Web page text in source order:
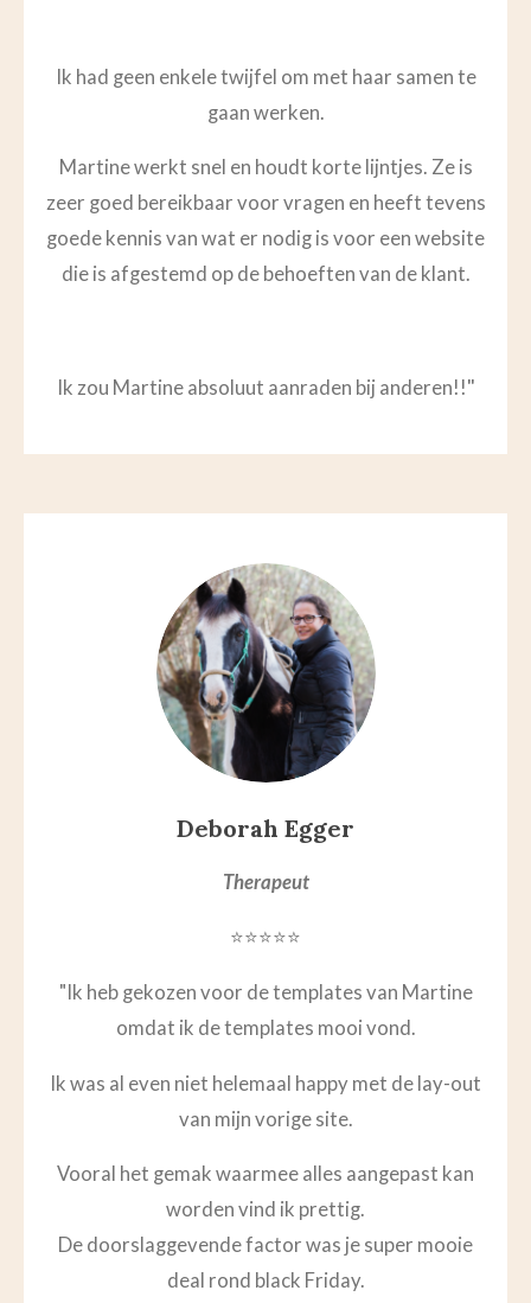
Ik had geen enkele twijfel om met haar samen te
gaan werken.
Martine werkt snel en houdt korte lijntjes. Ze is
zeer goed bereikbaar voor vragen en heeft tevens
goede kennis van wat er nodig is voor een website
die is afgestemd op de behoeften van de klant.
Ik zou Martine absoluut aanraden bij anderen!!"
Deborah Egger
Therapeut
⭐⭐⭐⭐⭐
"Ik heb gekozen voor de templates van Martine
omdat ik de templates mooi vond.
Ik was al even niet helemaal happy met de lay-out
van mijn vorige site.
Vooral het gemak waarmee alles aangepast kan
worden vind ik prettig.
De doorslaggevende factor was je super mooie
deal rond black Friday.